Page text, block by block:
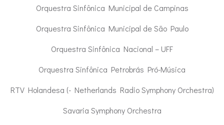
Orquestra Sinfônica Municipal de Campinas
Orquestra Sinfônica Municipal de São Paulo
Orquestra Sinfônica Nacional – UFF
Orquestra Sinfônica Petrobrás Pró-Música
RTV Holandesa (- Netherlands Radio Symphony Orchestra)
Savaria Symphony Orchestra